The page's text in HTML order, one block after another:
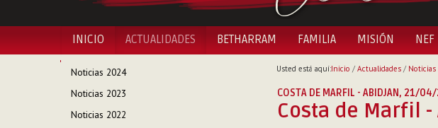
INICIO ACTUALIDADES BETHARRAM FAMILIA MISIÓN NEF
NAVEGACIÓN
Noticias 2024
Noticias 2023
Noticias 2022
Usted está aquí:Inicio / Actualidades/ Noticias
COSTA DE MARFIL - ABIDJAN, 21/04/
Costa de Marfil -